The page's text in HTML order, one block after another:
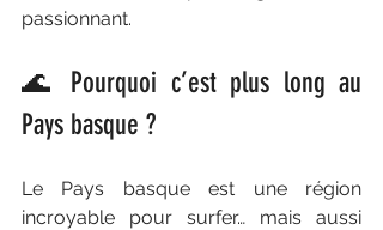
passionnant.
🌊 Pourquoi c’est plus long au
Pays basque ?
Le Pays basque est une région
incroyable pour surfer… mais aussi